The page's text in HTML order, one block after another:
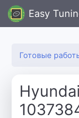
Easy
Готовые